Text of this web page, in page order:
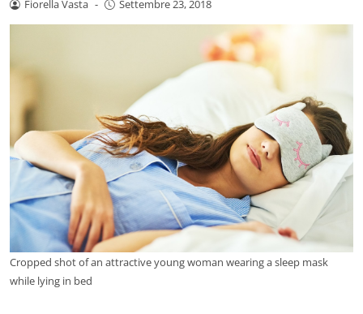
Fiorella Vasta - Settembre 23, 2018
Cropped shot of an attractive young woman wearing a sleep mask
while lying in bed